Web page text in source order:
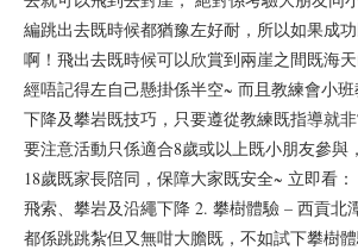
編跳出去既時候都猶豫左好耐，所以如果成
啊！飛出去既時候可以欣賞到兩崖之間既海
經唔記得左自己懸掛係半空~ 而且教練會小
下降及攀岩既技巧，只要遵從教練既指導就
要注意活動只係適合8歲或以上既小朋友參與
18歲既家長陪同，保障大家既安全~ 立即看
飛索、攀岩及沿繩下降 2. 攀樹體驗 – 西貢北
都係跳跳紮但又無咁大膽既，不如試下攀樹